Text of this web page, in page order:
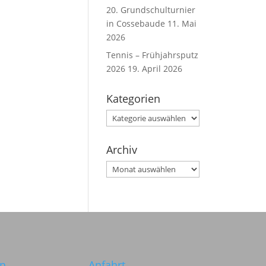
20. Grundschulturnier
in Cossebaude 11. Mai
2026
Tennis – Frühjahrsputz
2026 19. April 2026
Kategorien
Kategorien
Archiv
Archiv